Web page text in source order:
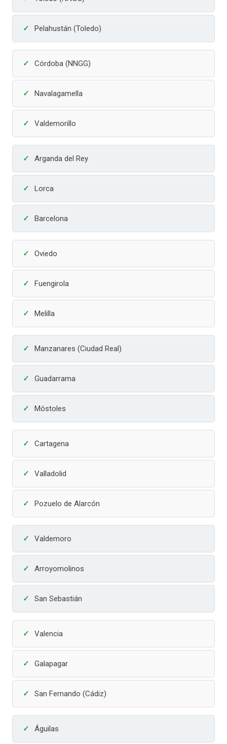
Pelahustán (Toledo)
Córdoba (NNGG)
Navalagamella
Valdemorillo
Arganda del Rey
Lorca
Barcelona
Oviedo
Fuengirola
Melilla
Manzanares (Ciudad Real)
Guadarrama
Móstoles
Cartagena
Valladolid
Pozuelo de Alarcón
Valdemoro
Arroyomolinos
San Sebastián
Valencia
Galapagar
San Fernando (Cádiz)
Águilas